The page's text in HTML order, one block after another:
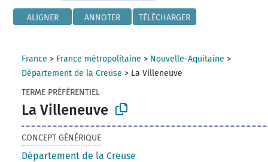
ALIGNER ANNOTER TÉLÉCHARGER
France > France métropolitaine > Nouvelle-Aquitaine >
Département de la Creuse > La Villeneuve
TERME PRÉFÉRENTIEL
La Villeneuve
CONCEPT GÉNÉRIQUE
Département de la Creuse